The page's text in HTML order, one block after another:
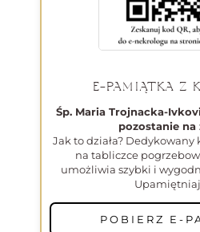
E-PAMIĄTKA Z
Śp. Maria Trojnacka-
pozostanie na
Jak to działa? Dedykowany
na tabliczce
umożliwia szybki i
POBIERZ E-